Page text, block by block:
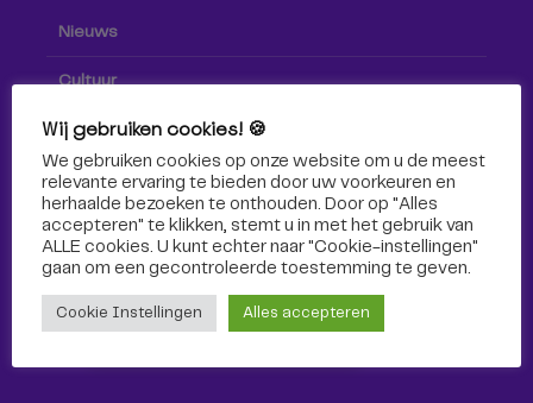
Nieuws
Cultuur
Sport
Wij gebruiken cookies! 🍪
We gebruiken cookies op onze website om u de meest
relevante ervaring te bieden door uw voorkeuren en
herhaalde bezoeken te onthouden. Door op "Alles
accepteren" te klikken, stemt u in met het gebruik van
ALLE cookies. U kunt echter naar "Cookie-instellingen"
gaan om een ​​gecontroleerde toestemming te geven.
Cookie Instellingen Alles accepteren